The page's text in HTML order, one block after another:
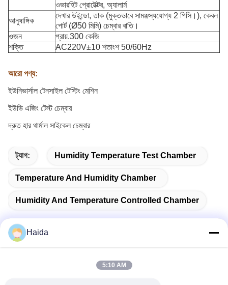
ওভারহিট প্রোটেক্টর, অ্যালার্ম
আনুষাঙ্গিক
দেখার উইন্ডো, তাক (মুক্তভাবে সামঞ্জস্যযোগ্য 2 পিসি।), কেবল
পোর্ট (Ø50 মিমি) চেম্বার বাতি।
ওজন
প্রায়.300 কেজি
শক্তি
AC220V±10 শতাংশ 50/60Hz
আরো পণ্য:
ইউনিভার্সাল টেনসাইল টেস্টিং মেশিন
ইউভি এজিং টেস্ট চেম্বার
দ্রুত হার থার্মাল সাইকেল চেম্বার
ট্যাগ: Humidity Temperature Test Chamber
Temperature And Humidity Chamber
Humidity And Temperature Controlled Chamber
Haida
5:10 AM